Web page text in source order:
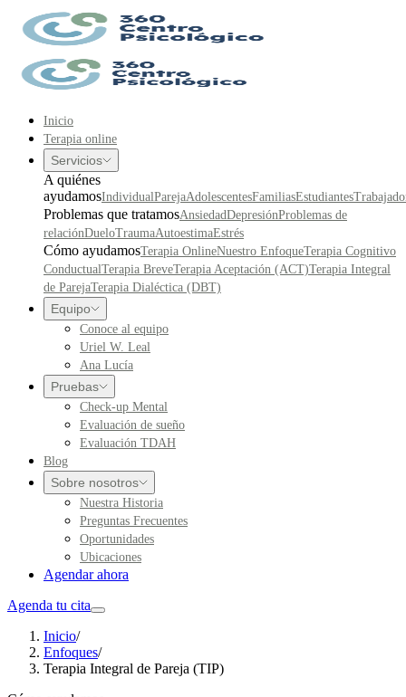
Inicio
Terapia online
Servicios
A quiénes
ayudamosIndividualParejaAdolescentesFamiliasEstudiantes
Problemas que tratamosAnsiedadDepresiónProblemas de
relaciónDueloTraumaAutoestimaEstrés
Cómo ayudamosTerapia OnlineNuestro EnfoqueTerapia Cognitivo
ConductualTerapia BreveTerapia Aceptación (ACT)Terapia Integral
de ParejaTerapia Dialéctica (DBT)
Equipo
Conoce al equipo
Uriel W. Leal
Ana Lucía
Pruebas
Check-up Mental
Evaluación de sueño
Evaluación TDAH
Blog
Sobre nosotros
Nuestra Historia
Preguntas Frecuentes
Oportunidades
Ubicaciones
Agendar ahora
Agenda tu cita
Inicio/
Enfoques/
Terapia Integral de Pareja (TIP)